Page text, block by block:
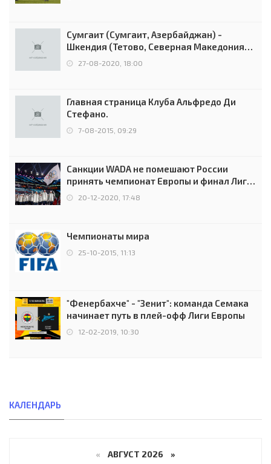
Сумгаит (Сумгаит, Азербайджан) -
Шкендия (Тетово, Северная Македония) -
0:2 (0:0)
27-08-2020, 18:00
Главная страница Клуба Альфредо Ди
Стефано.
7-08-2015, 09:29
Санкции WADA не помешают России
принять чемпионат Европы и финал Лиги
чемпионов.
20-12-2020, 17:48
Чемпионаты мира
25-10-2015, 11:13
"Фенербахче" - "Зенит": команда Семака
начинает путь в плей-офф Лиги Европы
12-02-2019, 10:30
КАЛЕНДАРЬ
« АВГУСТ 2026 »